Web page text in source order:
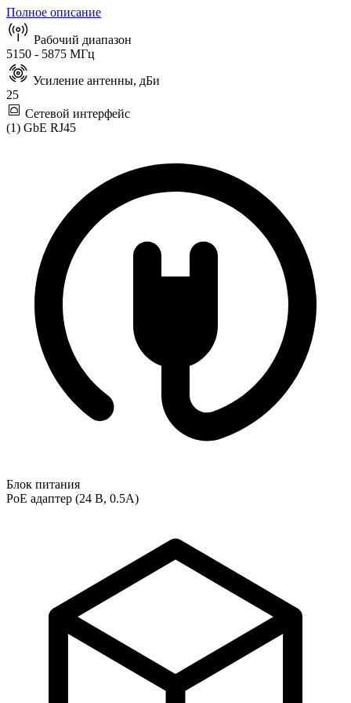
Полное описание
Рабочий диапазон
5150 - 5875 МГц
Усиление антенны, дБи
25
Сетевой интерфейс
(1) GbE RJ45
Блок питания
PoE адаптер (24 В, 0.5А)